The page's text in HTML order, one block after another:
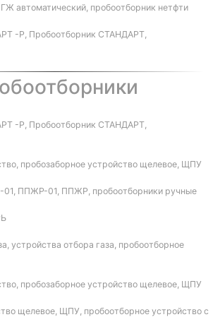
автоматический, пробоотборник нетфти
-Р, Пробоотборник СТАНДАРТ,
-Р, Пробоотборник СТАНДАРТ,
пробозаборное устройство щелевое, ЩПУ
ППЖР-01, ППЖР, пробоотборники ручные
устройства отбора газа, пробоотборное
пробозаборное устройство щелевое, ЩПУ
щелевое, ЩПУ, пробоотборное устройство с